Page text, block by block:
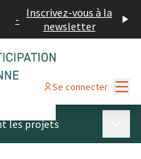
- Inscrivez-vous à la
newsletter
Se connecter
les projets